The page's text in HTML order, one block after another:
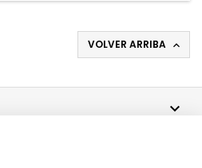
VOLVER ARRIBA 
